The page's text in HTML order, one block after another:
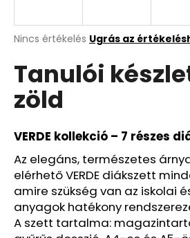
A
átlagos
értékelése
ből
csillag.
Nincs értékelés Ugrás az
Tanulói készlet
zöld
VERDE kollekció – 7 részes
Az elegáns, természetes
elérhető VERDE diákszett
amire szükség van az iskolai
anyagok hatékony
A szett tartalma:
A
á
n
l
u
KULACS
OXY
CLICK
500